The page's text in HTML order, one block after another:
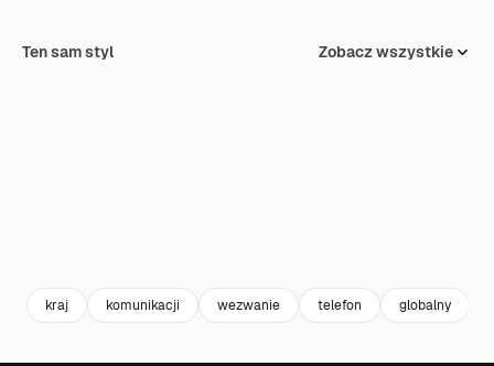
Ten sam styl Zobacz wszystkie
kraj komunikacji wezwanie telefon globalny